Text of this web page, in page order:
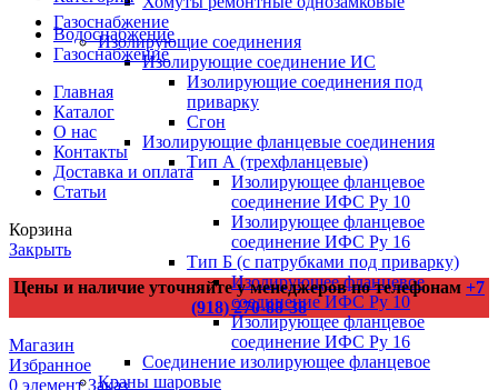
Газоснабжение
Изолирующие соединения
Изолирующие соединение ИС
Изолирующие соединения под
приварку
Сгон
Изолирующие фланцевые соединения
Тип А (трехфланцевые)
Изолирующее фланцевое
соединение ИФС Ру 10
Изолирующее фланцевое
соединение ИФС Ру 16
Тип Б (с патрубками под приварку)
Изолирующее фланцевое
соединение ИФС Ру 10
Изолирующее фланцевое
соединение ИФС Ру 16
Соединение изолирующее фланцевое
Краны шаровые
Водоснабжение
Газоснабжение
Главная
Каталог
О нас
Контакты
Доставка и оплата
Статьи
Корзина
Закрыть
Цены и наличие уточняйте у менеджеров по телефонам +7
(918) 270-88-38
Магазин
Избранное
0 элемент Заказ